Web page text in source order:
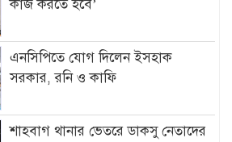
কাজ করতে হবে’
এনসিপিতে যোগ দিলেন ইসহাক
সরকার, রনি ও কাফি
শাহবাগ থানার ভেতরে ডাকসু নেতাদের